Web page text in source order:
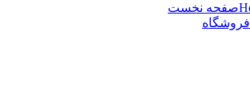
صفحه نخست
فروشگاه